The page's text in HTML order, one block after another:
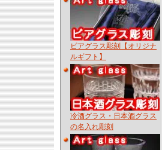
ビアグラス彫刻【オリジナ
ルギフト】
冷酒グラス・日本酒グラス
の名入れ彫刻